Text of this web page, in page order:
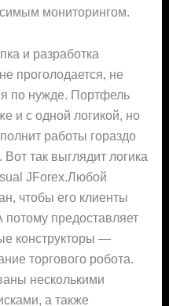
мониторингом.
и разработка
проголодается, не
по нужде. Портфель
и с одной логикой, но
работы гораздо
так выглядит логика
JForex.Любой
чтобы его клиенты
предоставляет
конструкторы —
торгового робота.
несколькими
а также